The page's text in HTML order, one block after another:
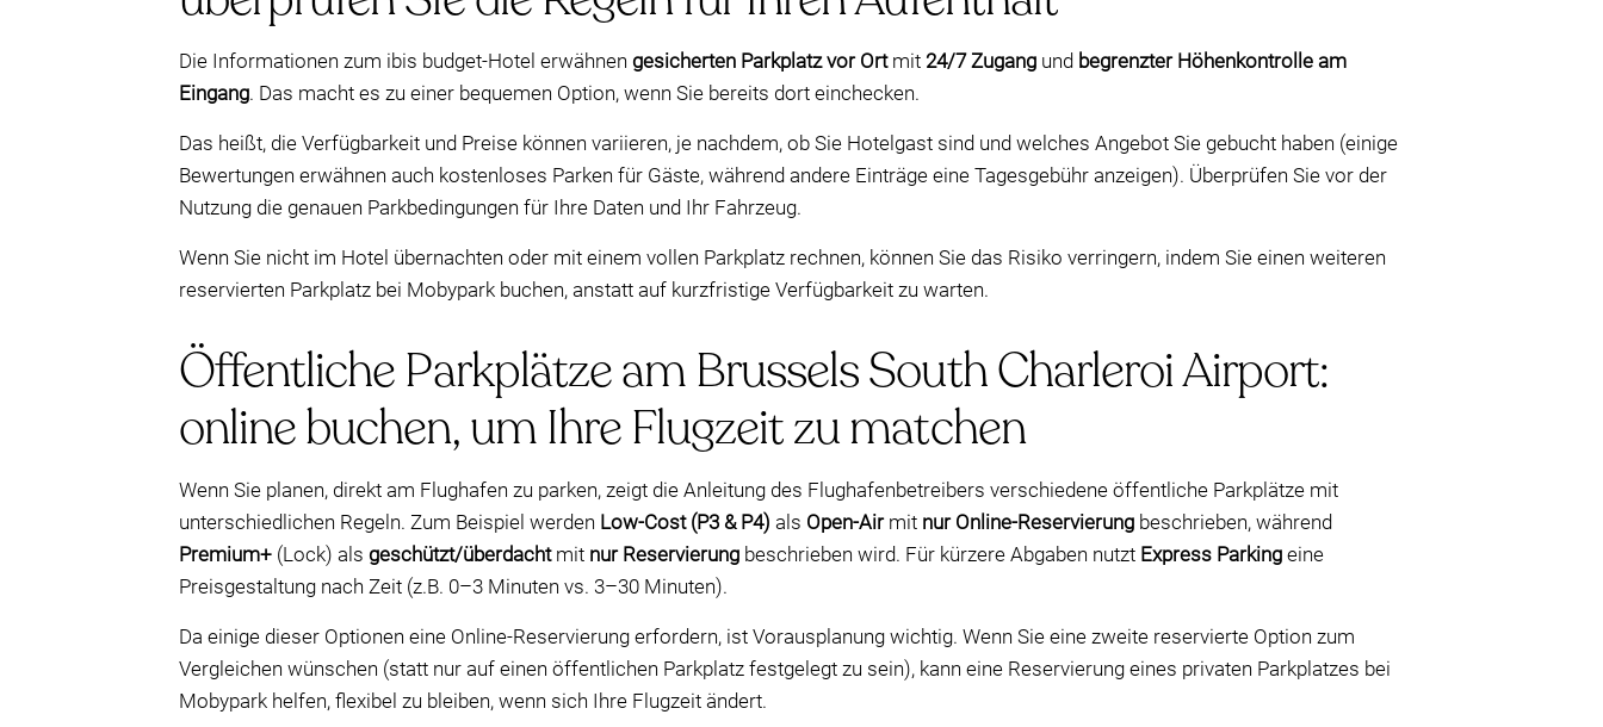
Die Informationen zum ibis budget-Hotel erwähnen gesicherten Parkplatz vor Ortmit 24/7 Zugang und begrenzter Höhenkontrolle am
Eingang. Das macht es zu einer bequemen Option, wenn Sie bereits dort einchecken.
Das heißt, die Verfügbarkeit und Preise können variieren, je nachdem, ob Sie Hotelgast sind und welches Angebot Sie gebucht haben (einige
Bewertungen erwähnen auch kostenloses Parken für Gäste, während andere Einträge eine Tagesgebühr anzeigen). Überprüfen Sie vor der
Nutzung die genauen Parkbedingungen für Ihre Daten und Ihr Fahrzeug.
Wenn Sie nicht im Hotel übernachten oder mit einem vollen Parkplatz rechnen, können Sie das Risiko verringern, indem Sie einen weiteren
reservierten Parkplatz bei Mobypark buchen, anstatt auf kurzfristige Verfügbarkeit zu warten.
Öffentliche Parkplätze am Brussels South Charleroi Airport:
online buchen, um Ihre Flugzeit zu matchen
Wenn Sie planen, direkt am Flughafen zu parken, zeigt die Anleitung des Flughafenbetreibers verschiedene öffentliche Parkplätze mit
unterschiedlichen Regeln. Zum Beispiel werden Low-Cost (P3 & P4) als Open-Airmit nur Online-Reservierung beschrieben, während
Premium+ (Lock) als geschützt/überdachtmit nur Reservierung beschrieben wird. Für kürzere Abgaben nutzt Express Parking eine
Preisgestaltung nach Zeit (z.B. 0–3 Minuten vs. 3–30 Minuten).
Da einige dieser Optionen eine Online-Reservierung erfordern, ist Vorausplanung wichtig. Wenn Sie eine zweite reservierte Option zum
Vergleichen wünschen (statt nur auf einen öffentlichen Parkplatz festgelegt zu sein), kann eine Reservierung eines privaten Parkplatzes bei
Mobypark helfen, flexibel zu bleiben, wenn sich Ihre Flugzeit ändert.